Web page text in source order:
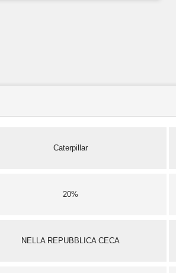
Caterpillar
20%
NELLA REPUBBLICA CECA